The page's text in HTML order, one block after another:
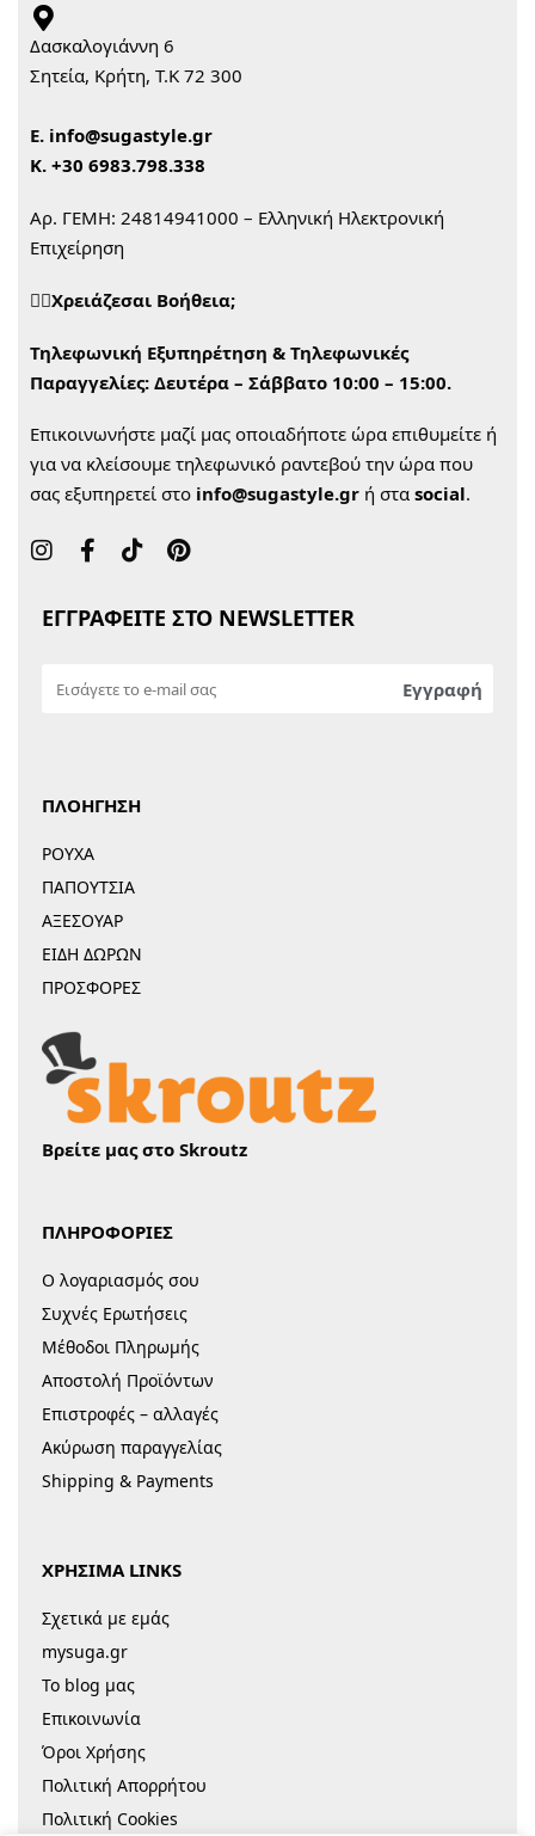
Δασκαλογιάννη 6
Σητεία, Κρήτη, Τ.Κ 72 300
Ε. info@sugastyle.gr
Κ. +30 6983.798.338
Αρ. ΓΕΜΗ: 24814941000 – Ελληνική Ηλεκτρονική
Επιχείρηση
🙋‍♀️Χρειάζεσαι Βοήθεια;
Τηλεφωνική Εξυπηρέτηση & Τηλεφωνικές
Παραγγελίες: Δευτέρα – Σάββατο 10:00 – 15:00.
Επικοινωνήστε μαζί μας οποιαδήποτε ώρα επιθυμείτε ή
για να κλείσουμε τηλεφωνικό ραντεβού την ώρα που
σας εξυπηρετεί στο info@sugastyle.gr ή στα social.
ΕΓΓΡΑΦΕΙΤΕ ΣΤΟ NEWSLETTER
ΠΛΟΗΓΗΣΗ
ΡΟΥΧΑ
ΠΑΠΟΥΤΣΙΑ
ΑΞΕΣΟΥΑΡ
ΕΙΔΗ ΔΩΡΩΝ
ΠΡΟΣΦΟΡΕΣ
Βρείτε μας στο Skroutz
ΠΛΗΡΟΦΟΡΙΕΣ
Ο λογαριασμός σου
Συχνές Ερωτήσεις
Μέθοδοι Πληρωμής
Αποστολή Προϊόντων
Επιστροφές – αλλαγές
Ακύρωση παραγγελίας
Shipping & Payments
ΧΡΗΣΙΜΑ LINKS
Σχετικά με εμάς
mysuga.gr
Το blog μας
Επικοινωνία
Όροι Χρήσης
Πολιτική Απορρήτου
Πολιτική Cookies